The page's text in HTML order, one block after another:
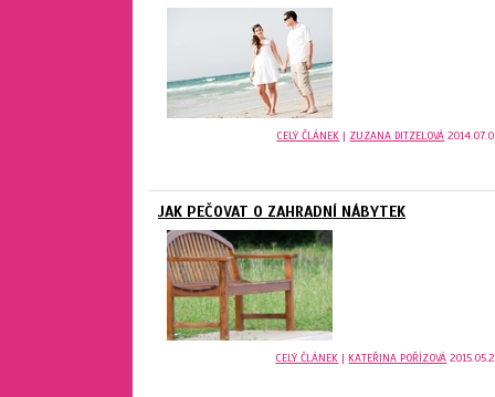
CELÝ ČLÁNEK | ZUZANA DITZELOVÁ
JAK PEČOVAT O ZAHRADNÍ NÁBYTEK
CELÝ ČLÁNEK | KATEŘINA POŘÍZOVÁ